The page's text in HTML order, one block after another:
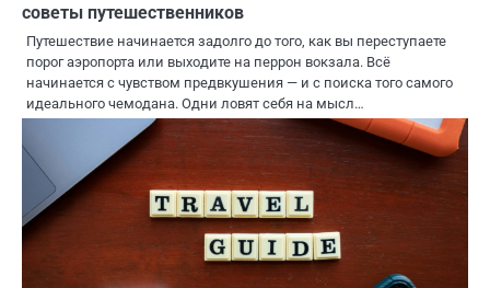
советы путешественников
Путешествие начинается задолго до того, как вы переступаете
порог аэропорта или выходите на перрон вокзала. Всё
начинается с чувством предвкушения — и с поиска того самого
идеального чемодана. Одни ловят себя на мысл…